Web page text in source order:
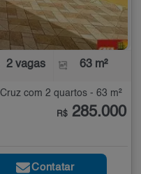
2 vagas 63 m²
com 2 quartos - 63 m²
R$ 285.000
Contatar